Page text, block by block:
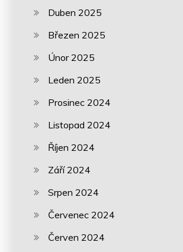
Duben 2025
Březen 2025
Únor 2025
Leden 2025
Prosinec 2024
Listopad 2024
Říjen 2024
Září 2024
Srpen 2024
Červenec 2024
Červen 2024